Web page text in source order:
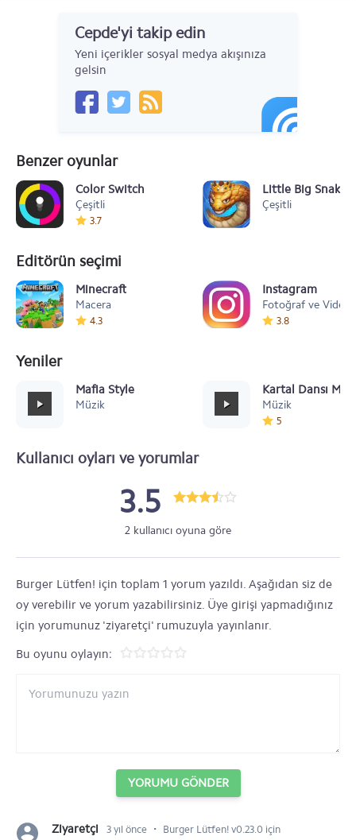
Cepde'yi takip edin
Yeni içerikler sosyal medya akışınıza
gelsin
Benzer oyunlar
Color Switch
Çeşitli
3.7
Little Big Snake
Çeşitli
Editörün seçimi
Minecraft
Macera
4.3
Instagram
Fotoğraf ve Video
3.8
Yeniler
Mafia Style
Müzik
Kartal Dansı
Müzik
5
Kullanıcı oyları ve yorumlar
3.5
2 kullanıcı oyuna göre
Burger Lütfen! için toplam 1 yorum yazıldı. Aşağıdan siz de
oy verebilir ve yorum yazabilirsiniz. Üye girişi yapmadığınız
için yorumunuz 'ziyaretçi' rumuzuyla yayınlanır.
Bu oyunu oylayın:
YORUMU GÖNDER
Ziyaretçi 3 yıl önce ⋅ Burger Lütfen! v0.23.0 için